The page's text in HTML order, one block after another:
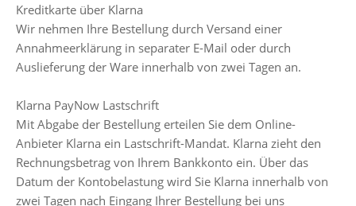
Kreditkarte über Klarna
Wir nehmen Ihre Bestellung durch Versand einer
Annahmeerklärung in separater E-Mail oder durch
Auslieferung der Ware innerhalb von zwei Tagen an.
Klarna PayNow Lastschrift
Mit Abgabe der Bestellung erteilen Sie dem Online-
Anbieter Klarna ein Lastschrift-Mandat. Klarna zieht den
Rechnungsbetrag von Ihrem Bankkonto ein. Über das
Datum der Kontobelastung wird Sie Klarna innerhalb von
zwei Tagen nach Eingang Ihrer Bestellung bei uns